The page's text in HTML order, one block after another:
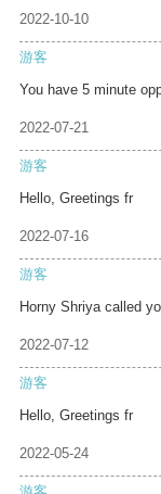
2022-10-10
游客
You have 5 minute
2022-07-21
游客
Hello, Greetings fr
2022-07-16
游客
Horny Shriya called
2022-07-12
游客
Hello, Greetings fr
2022-05-24